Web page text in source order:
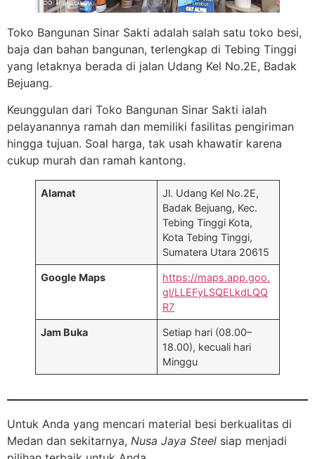
Toko Bangunan Sinar Sakti adalah salah satu toko besi,
baja dan bahan bangunan, terlengkap di Tebing Tinggi
yang letaknya berada di jalan Udang Kel No.2E, Badak
Bejuang.
Keunggulan dari Toko Bangunan Sinar Sakti ialah
pelayanannya ramah dan memiliki fasilitas pengiriman
hingga tujuan. Soal harga, tak usah khawatir karena
cukup murah dan ramah kantong.
Alamat
Jl. Udang Kel No.2E,
Badak Bejuang, Kec.
Tebing Tinggi Kota,
Kota Tebing Tinggi,
Sumatera Utara 20615
Google Maps
https://maps.app.goo.
gl/LLEFyLSQELkdLQQ
R7
Jam Buka
Setiap hari (08.00–
18.00), kecuali hari
Minggu
Untuk Anda yang mencari material besi berkualitas di
Medan dan sekitarnya, Nusa Jaya Steel siap menjadi